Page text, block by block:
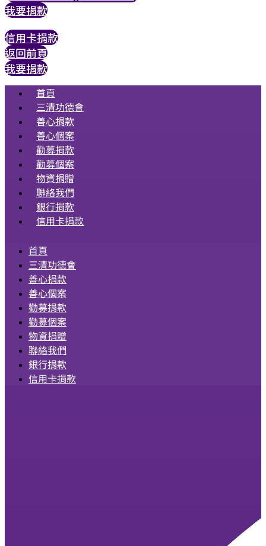
我要捐款
信用卡捐款
返回前頁
我要捐款
首頁
三清功德會
善心捐款
善心個案
勸募捐款
勸募個案
物資捐贈
聯絡我們
銀行捐款
信用卡捐款
首頁
三清功德會
善心捐款
善心個案
勸募捐款
勸募個案
物資捐贈
聯絡我們
銀行捐款
信用卡捐款